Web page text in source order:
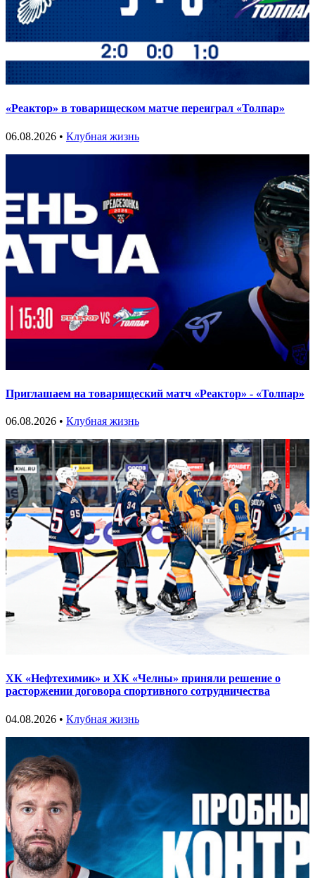
«Реактор» в товарищеском матче переиграл «Толпар»
06.08.2026 • Клубная жизнь
Приглашаем на товарищеский матч «Реактор» - «Толпар»
06.08.2026 • Клубная жизнь
ХК «Нефтехимик» и ХК «Челны» приняли решение о
расторжении договора спортивного сотрудничества
04.08.2026 • Клубная жизнь